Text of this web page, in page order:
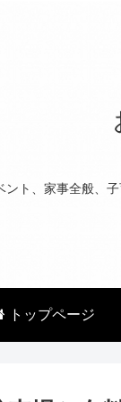
ント、家事全般、
トップページ